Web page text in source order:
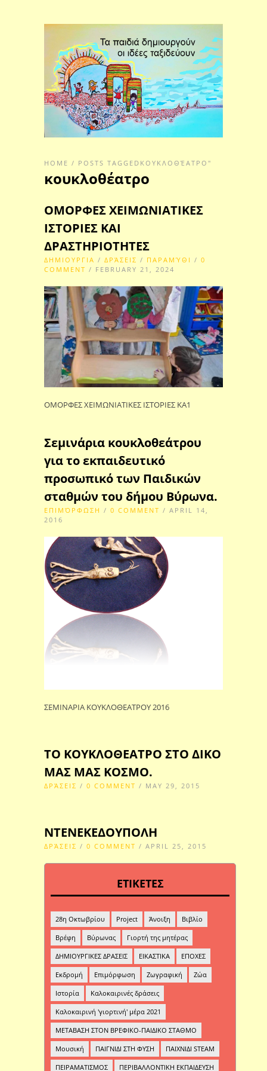
HOME / POSTS TAGGEDΚΟΥΚΛΟΘΈΑΤΡΟ"
κουκλοθέατρο
ΟΜΟΡΦΕΣ ΧΕΙΜΩΝΙΑΤΙΚΕΣ
ΙΣΤΟΡΙΕΣ ΚΑΙ
ΔΡΑΣΤΗΡΙΟΤΗΤΕΣ
ΔΗΜΙΟΥΡΓΙΑ / ΔΡΆΣΕΙΣ / ΠΑΡΑΜΎΘΙ / 0
COMMENT / FEBRUARY 21, 2024
ΟΜΟΡΦΕΣ ΧΕΙΜΩΝΙΑΤΙΚΕΣ ΙΣΤΟΡΙΕΣ ΚΑ1
Σεμινάρια κουκλοθεάτρου
για το εκπαιδευτικό
προσωπικό των Παιδικών
σταθμών του δήμου Βύρωνα.
ΕΠΙΜΌΡΦΩΣΗ / 0 COMMENT / APRIL 14,
2016
ΣΕΜΙΝΑΡΙΑ ΚΟΥΚΛΟΘΕΑΤΡΟΥ 2016
ΤΟ ΚΟΥΚΛΟΘΕΑΤΡΟ ΣΤΟ ΔΙΚΟ
ΜΑΣ ΜΑΣ ΚΟΣΜΟ.
ΔΡΆΣΕΙΣ / 0 COMMENT / MAY 29, 2015
ΝΤΕΝΕΚΕΔΟΥΠΟΛΗ
ΔΡΆΣΕΙΣ / 0 COMMENT / APRIL 25, 2015
ΕΤΙΚΕΤΕΣ
28η Οκτωβρίου Project Άνοιξη Βιβλίο
Βρέφη Βύρωνας Γιορτή της μητέρας
ΔΗΜΙΟΥΡΓΙΚΕΣ ΔΡΑΣΕΙΣ ΕΙΚΑΣΤΙΚΑ ΕΠΟΧΕΣ
Εκδρομή Επιμόρφωση Ζωγραφική Ζώα
Ιστορία Καλοκαιρινές δράσεις
Καλοκαιρινή 'γιορτινή' μέρα 2021
ΜΕΤΑΒΑΣΗ ΣΤΟΝ ΒΡΕΦΙΚΟ-ΠΑΙΔΙΚΟ ΣΤΑΘΜΟ
Μουσική ΠΑΙΓΝΙΔΙ ΣΤΗ ΦΥΣΗ ΠΑΙΧΝΙΔΙ STEAM
ΠΕΙΡΑΜΑΤΙΣΜΟΣ ΠΕΡΙΒΑΛΛΟΝΤΙΚΗ ΕΚΠΑΙΔΕΥΣΗ